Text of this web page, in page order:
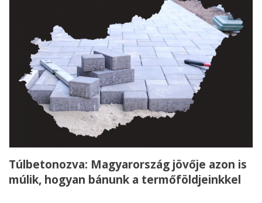
Túlbetonozva: Magyarország jövője azon is
múlik, hogyan bánunk a termőföldjeinkkel